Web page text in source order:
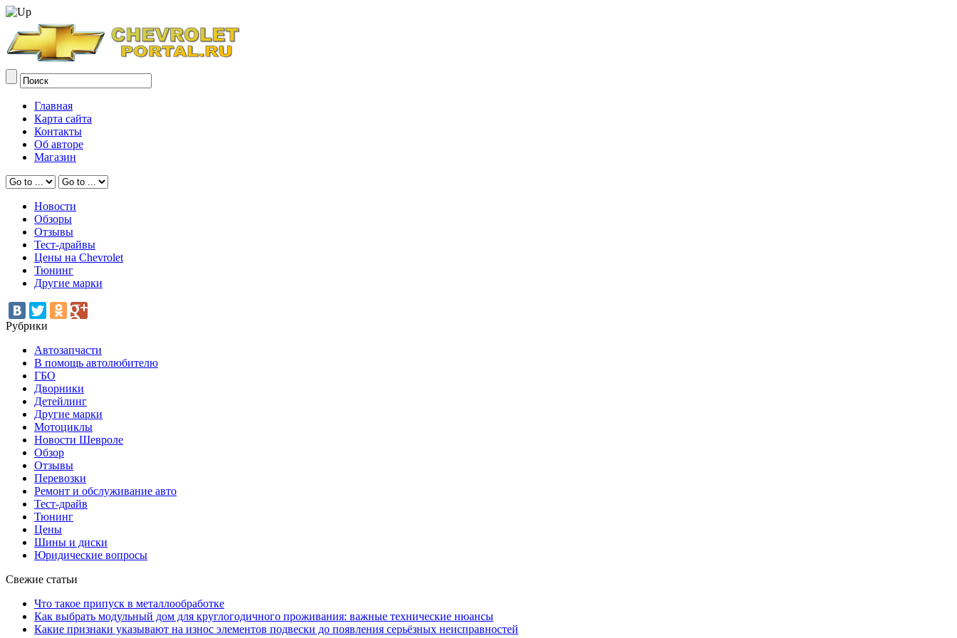
Главная
Карта сайта
Контакты
Об авторе
Магазин
Новости
Обзоры
Отзывы
Тест-драйвы
Цены на Chevrolet
Тюнинг
Другие марки
Рубрики
Автозапчасти
В помощь автолюбителю
ГБО
Дворники
Детейлинг
Другие марки
Мотоциклы
Новости Шевроле
Обзор
Отзывы
Перевозки
Ремонт и обслуживание авто
Тест-драйв
Тюнинг
Цены
Шины и диски
Юридические вопросы
Свежие статьи
Что такое припуск в металлообработке
Как выбрать модульный дом для круглогодичного проживания: важные технические нюансы
Какие признаки указывают на износ элементов подвески до появления серьёзных неисправностей